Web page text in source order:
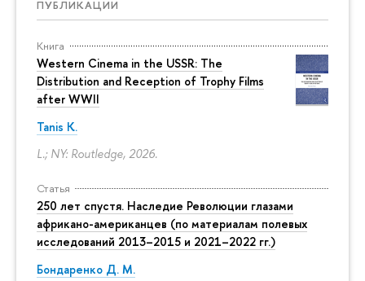
ПУБЛИКАЦИИ
Книга
Western Cinema in the USSR: The
Distribution and Reception of Trophy Films
after WWII
Tanis K.
L.; NY: Routledge, 2026.
Статья
250 лет спустя. Наследие Революции глазами
африкано-американцев (по материалам полевых
исследований 2013–2015 и 2021–2022 гг.)
Бондаренко Д. М.